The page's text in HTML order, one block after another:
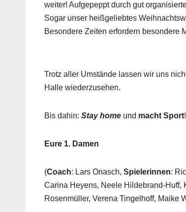
weiter! Aufgepeppt durch gut
Sogar unser heißgeliebtes
Besondere Zeiten erfordern besondere
Trotz aller Umstände lassen wir uns
Halle wiederzusehen.
Bis dahin: Stay home und macht Sport
Eure 1. Damen
(Coach: Lars Onasch, Spielerinnen:
Carina Heyens, Neele Hildebrand-Huff,
Rosenmüller, Verena Tingelhoff, Maike